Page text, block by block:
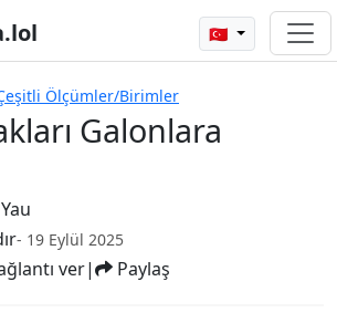
🇹🇷
Ölçümler/Birimler
Galonlara
- 19 Eylül 2025
ver| Paylaş